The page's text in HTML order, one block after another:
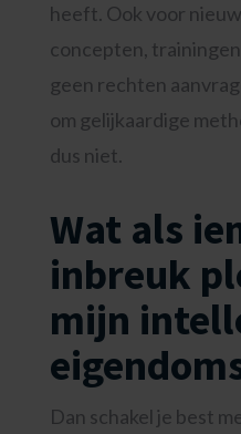
heeft. Ook voor
concepten,
geen rechten
om gelijkaardige
dus niet.
Wat als
inbreuk
mijn
Dan schakel je best